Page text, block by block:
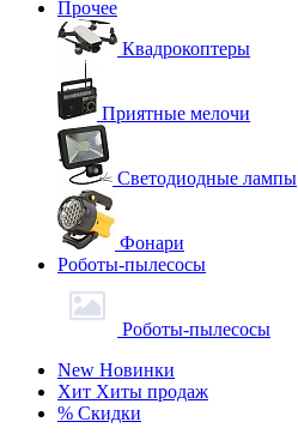
Прочее
Квадрокоптеры
Приятные мелочи
Светодиодные лампы
Фонари
Роботы-пылесосы
Роботы-пылесосы
New Новинки
Хит Хиты продаж
% Скидки